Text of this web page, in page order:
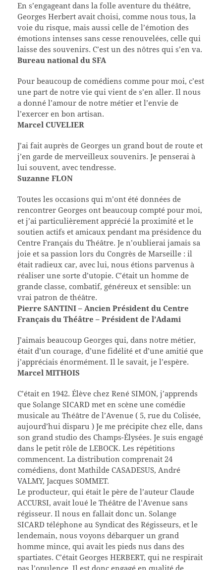
En s’engageant dans la folle aventure du théâtre,
Georges Herbert avait choisi, comme nous tous, la
voie du risque, mais aussi celle de l’émotion des
émotions intenses sans cesse renouvelées, celle qui
laisse des souvenirs. C’est un des nôtres qui s’en va.
Bureau national du SFA
Pour beaucoup de comédiens comme pour moi, c’est
une part de notre vie qui vient de s’en aller. Il nous
a donné l’amour de notre métier et l’envie de
l’exercer en bon artisan.
Marcel CUVELIER
J’ai fait auprès de Georges un grand bout de route et
j’en garde de merveilleux souvenirs. Je penserai à
lui souvent, avec tendresse.
Suzanne FLON
Toutes les occasions qui m’ont été données de
rencontrer Georges ont beaucoup compté pour moi,
et j’ai particulièrement apprécié la proximité et le
soutien actifs et amicaux pendant ma présidence du
Centre Français du Théâtre. Je n’oublierai jamais sa
joie et sa passion lors du Congrès de Marseille : il
était radieux car, avec lui, nous étions parvenus à
réaliser une sorte d’utopie. C’était un homme de
grande classe, combatif, généreux et sensible: un
vrai patron de théâtre.
Pierre SANTINI – Ancien Président du Centre
Français du Théâtre – Président de l’Adami
J’aimais beaucoup Georges qui, dans notre métier,
était d’un courage, d’une fidélité et d’une amitié que
j’appréciais énormément. Il le savait, je l’espère.
Marcel MITHOIS
C’était en 1942. Élève chez René SIMON, j’apprends
que Solange SICARD met en scène une comédie
musicale au Théâtre de l’Avenue ( 5, rue du Colisée,
aujourd’hui disparu ) Je me précipite chez elle, dans
son grand studio des Champs-Élysées. Je suis engagé
dans le petit rôle de LEBOCK. Les répétitions
commencent. La distribution comprenait 24
comédiens, dont Mathilde CASADESUS, André
VALMY, Jacques SOMMET.
Le producteur, qui était le père de l’auteur Claude
ACCURSI, avait loué le Théâtre de l’Avenue sans
régisseur. Il nous en fallait donc un. Solange
SICARD téléphone au Syndicat des Régisseurs, et le
lendemain, nous voyons débarquer un grand
homme mince, qui avait les pieds nus dans des
spartiates. C’était Georges HERBERT, qui ne respirait